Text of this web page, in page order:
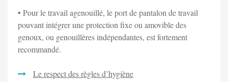
• Pour le travail agenouillé, le port de pantalon de travail
pouvant intégrer une protection fixe ou amovible des
genoux, ou genouillères indépendantes, est fortement
recommandé.
Le respect des règles d’hygiène